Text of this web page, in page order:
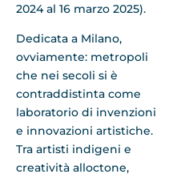
2024 al 16 marzo 2025).
Dedicata a Milano,
ovviamente: metropoli
che nei secoli si è
contraddistinta come
laboratorio di invenzioni
e innovazioni artistiche.
Tra artisti indigeni e
creatività alloctone,